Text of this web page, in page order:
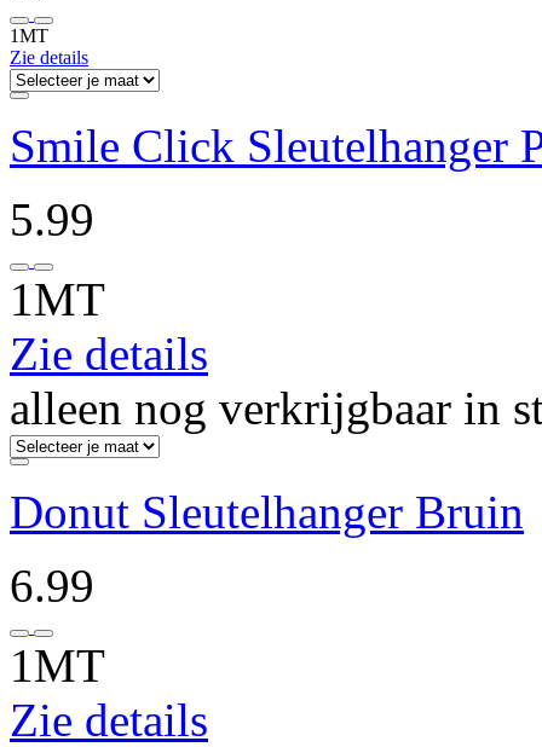
1MT
Zie details
Smile Click Sleutelhanger
5.99
1MT
Zie details
alleen nog verkrijgbaar in
Donut Sleutelhanger Bruin
6.99
1MT
Zie details